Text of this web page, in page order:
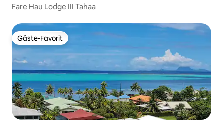
Fare Hau Lodge III Tahaa
Gäste-Favorit
Gäste-Favorit